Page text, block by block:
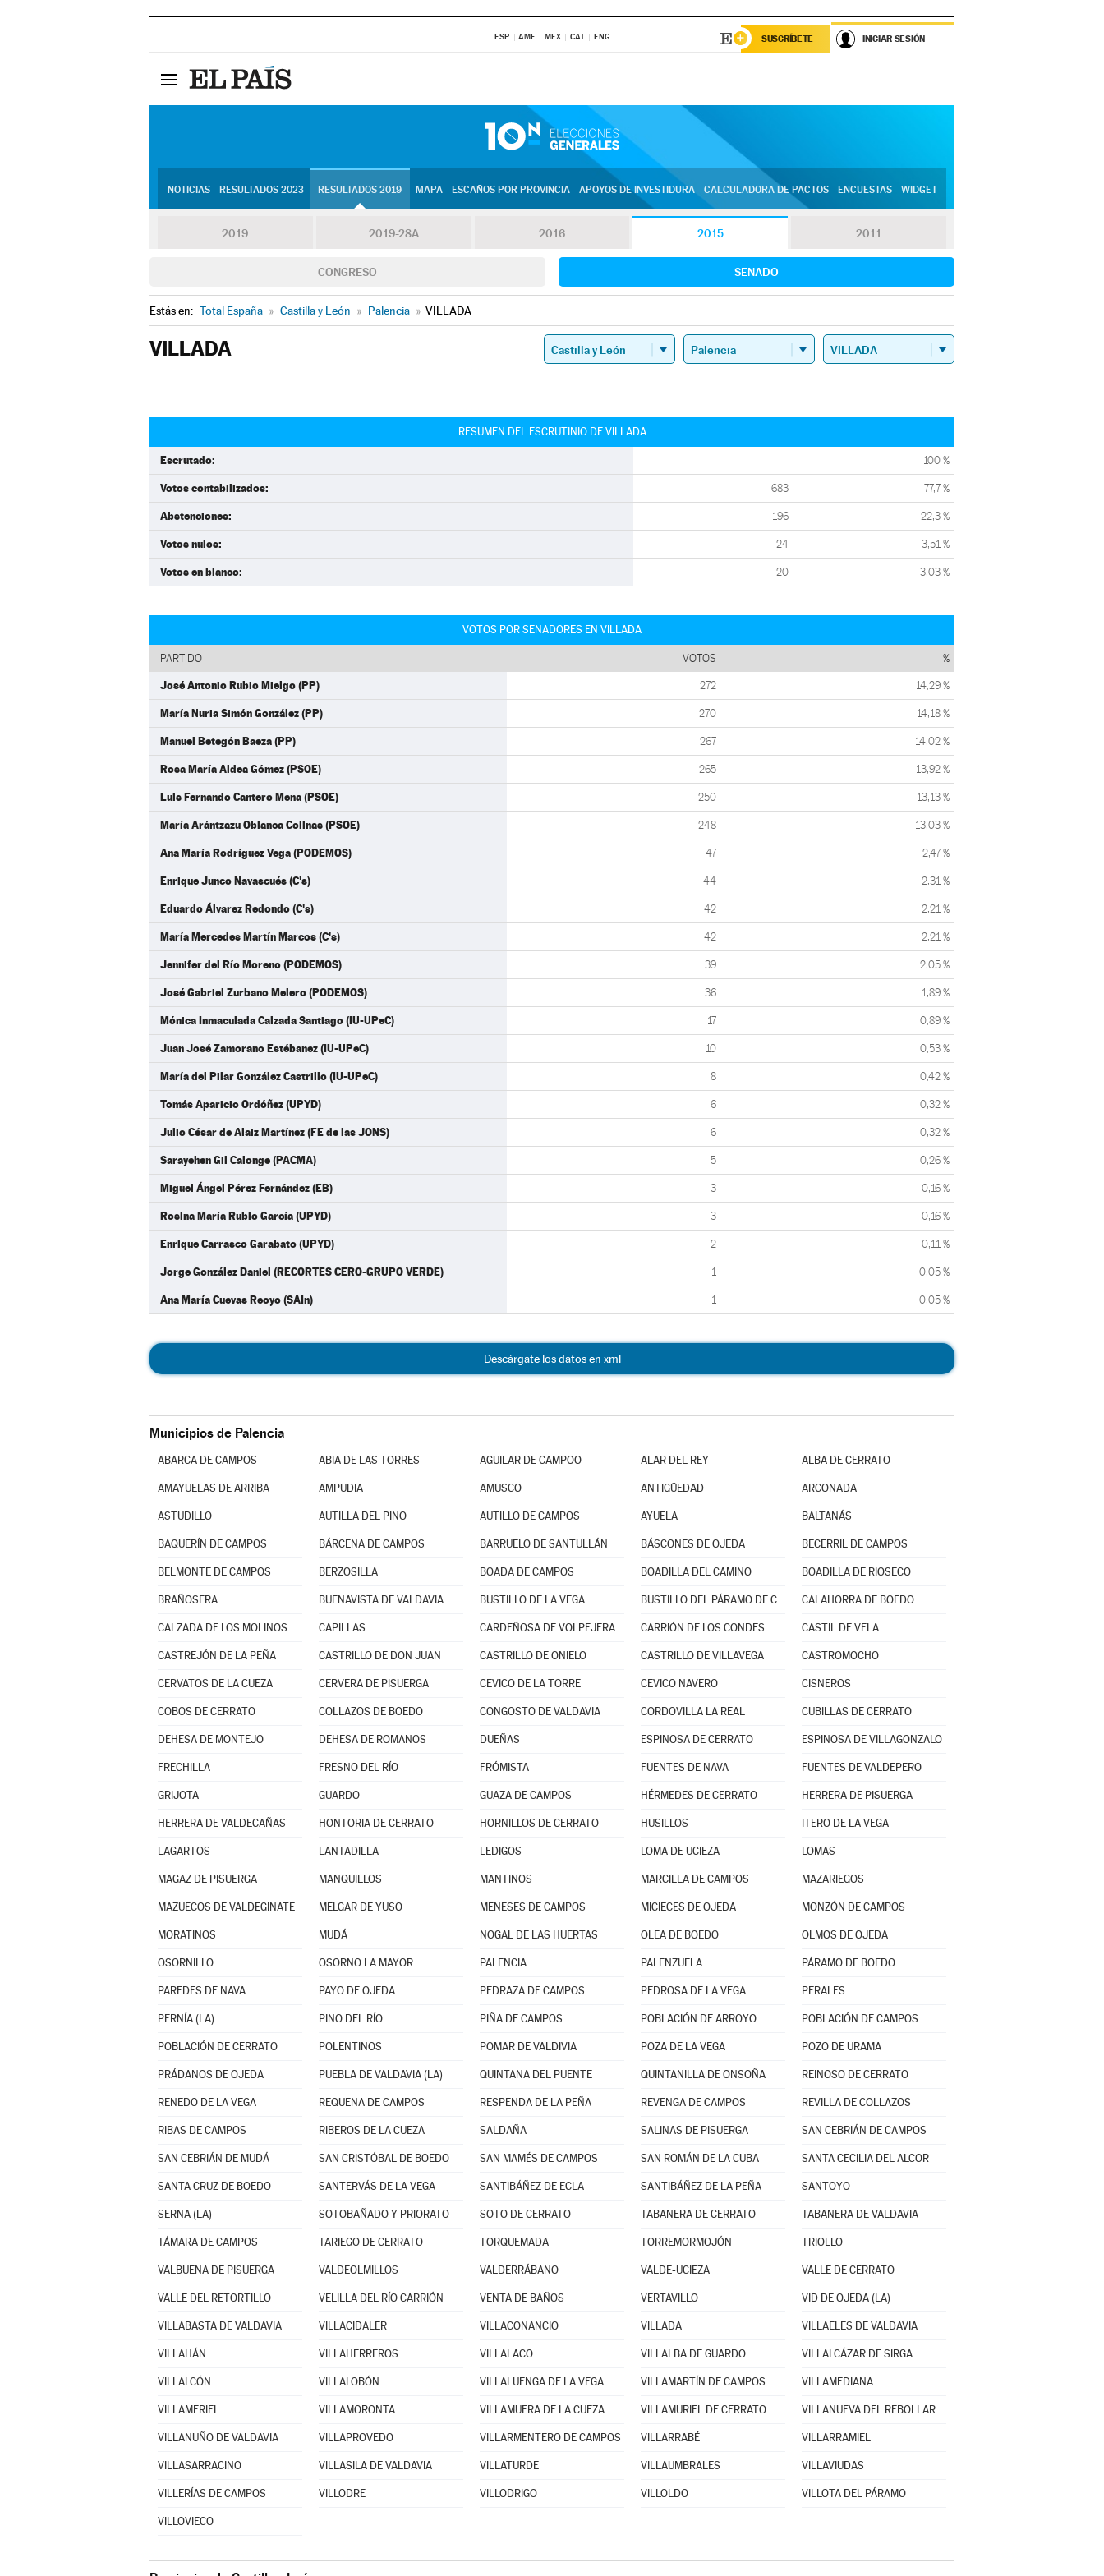
ESP AME MEX CAT ENG SUSCRÍBETE INICIAR SESIÓN
NOTICIAS RESULTADOS 2023 RESULTADOS 2019 MAPA ESCAÑOS POR PROVINCIA APOYOS DE INVESTIDURA CALCULADORA DE PACTOS ENCUESTAS WIDGET
2019 2019-28A 2016 2015 2011
CONGRESO SENADO
Estás en: Total España » Castilla y León » Palencia » VILLADA
VILLADA
RESUMEN DEL ESCRUTINIO DE VILLADA
Escrutado: 100 %
Votos contabilizados: 683 77,7 %
Abstenciones: 196 22,3 %
Votos nulos: 24 3,51 %
Votos en blanco: 20 3,03 %
VOTOS POR SENADORES EN VILLADA
PARTIDO VOTOS %
José Antonio Rubio Mielgo (PP) 272 14,29 %
María Nuria Simón González (PP) 270 14,18 %
Manuel Betegón Baeza (PP) 267 14,02 %
Rosa María Aldea Gómez (PSOE) 265 13,92 %
Luis Fernando Cantero Mena (PSOE) 250 13,13 %
María Arántzazu Oblanca Colinas (PSOE) 248 13,03 %
Ana María Rodríguez Vega (PODEMOS) 47 2,47 %
Enrique Junco Navascués (C's) 44 2,31 %
Eduardo Álvarez Redondo (C's) 42 2,21 %
María Mercedes Martín Marcos (C's) 42 2,21 %
Jennifer del Río Moreno (PODEMOS) 39 2,05 %
José Gabriel Zurbano Melero (PODEMOS) 36 1,89 %
Mónica Inmaculada Calzada Santiago (IU-UPeC) 17 0,89 %
Juan José Zamorano Estébanez (IU-UPeC) 10 0,53 %
María del Pilar González Castrillo (IU-UPeC) 8 0,42 %
Tomás Aparicio Ordóñez (UPYD) 6 0,32 %
Julio César de Alaiz Martínez (FE de las JONS) 6 0,32 %
Sarayehen Gil Calonge (PACMA) 5 0,26 %
Miguel Ángel Pérez Fernández (EB) 3 0,16 %
Rosina María Rubio García (UPYD) 3 0,16 %
Enrique Carrasco Garabato (UPYD) 2 0,11 %
Jorge González Daniel (RECORTES CERO-GRUPO VERDE) 1 0,05 %
Ana María Cuevas Reoyo (SAIn) 1 0,05 %
Descárgate los datos en xml
Municipios de Palencia
ABARCA DE CAMPOS ABIA DE LAS TORRES AGUILAR DE CAMPOO ALAR DEL REY ALBA DE CERRATO
AMAYUELAS DE ARRIBA AMPUDIA AMUSCO ANTIGÜEDAD ARCONADA
ASTUDILLO AUTILLA DEL PINO AUTILLO DE CAMPOS AYUELA BALTANÁS
BAQUERÍN DE CAMPOS BÁRCENA DE CAMPOS BARRUELO DE SANTULLÁN BÁSCONES DE OJEDA BECERRIL DE CAMPOS
BELMONTE DE CAMPOS BERZOSILLA BOADA DE CAMPOS BOADILLA DEL CAMINO BOADILLA DE RIOSECO
BRAÑOSERA BUENAVISTA DE VALDAVIA BUSTILLO DE LA VEGA BUSTILLO DEL PÁRAMO DE CARRIÓN CALAHORRA DE BOEDO
CALZADA DE LOS MOLINOS CAPILLAS CARDEÑOSA DE VOLPEJERA CARRIÓN DE LOS CONDES CASTIL DE VELA
CASTREJÓN DE LA PEÑA CASTRILLO DE DON JUAN CASTRILLO DE ONIELO CASTRILLO DE VILLAVEGA CASTROMOCHO
CERVATOS DE LA CUEZA CERVERA DE PISUERGA CEVICO DE LA TORRE CEVICO NAVERO CISNEROS
COBOS DE CERRATO COLLAZOS DE BOEDO CONGOSTO DE VALDAVIA CORDOVILLA LA REAL CUBILLAS DE CERRATO
DEHESA DE MONTEJO DEHESA DE ROMANOS DUEÑAS ESPINOSA DE CERRATO ESPINOSA DE VILLAGONZALO
FRECHILLA FRESNO DEL RÍO FRÓMISTA FUENTES DE NAVA FUENTES DE VALDEPERO
GRIJOTA GUARDO GUAZA DE CAMPOS HÉRMEDES DE CERRATO HERRERA DE PISUERGA
HERRERA DE VALDECAÑAS HONTORIA DE CERRATO HORNILLOS DE CERRATO HUSILLOS ITERO DE LA VEGA
LAGARTOS LANTADILLA LEDIGOS LOMA DE UCIEZA LOMAS
MAGAZ DE PISUERGA MANQUILLOS MANTINOS MARCILLA DE CAMPOS MAZARIEGOS
MAZUECOS DE VALDEGINATE MELGAR DE YUSO MENESES DE CAMPOS MICIECES DE OJEDA MONZÓN DE CAMPOS
MORATINOS MUDÁ NOGAL DE LAS HUERTAS OLEA DE BOEDO OLMOS DE OJEDA
OSORNILLO OSORNO LA MAYOR PALENCIA PALENZUELA PÁRAMO DE BOEDO
PAREDES DE NAVA PAYO DE OJEDA PEDRAZA DE CAMPOS PEDROSA DE LA VEGA PERALES
PERNÍA (LA) PINO DEL RÍO PIÑA DE CAMPOS POBLACIÓN DE ARROYO POBLACIÓN DE CAMPOS
POBLACIÓN DE CERRATO POLENTINOS POMAR DE VALDIVIA POZA DE LA VEGA POZO DE URAMA
PRÁDANOS DE OJEDA PUEBLA DE VALDAVIA (LA) QUINTANA DEL PUENTE QUINTANILLA DE ONSOÑA REINOSO DE CERRATO
RENEDO DE LA VEGA REQUENA DE CAMPOS RESPENDA DE LA PEÑA REVENGA DE CAMPOS REVILLA DE COLLAZOS
RIBAS DE CAMPOS RIBEROS DE LA CUEZA SALDAÑA SALINAS DE PISUERGA SAN CEBRIÁN DE CAMPOS
SAN CEBRIÁN DE MUDÁ SAN CRISTÓBAL DE BOEDO SAN MAMÉS DE CAMPOS SAN ROMÁN DE LA CUBA SANTA CECILIA DEL ALCOR
SANTA CRUZ DE BOEDO SANTERVÁS DE LA VEGA SANTIBÁÑEZ DE ECLA SANTIBÁÑEZ DE LA PEÑA SANTOYO
SERNA (LA) SOTOBAÑADO Y PRIORATO SOTO DE CERRATO TABANERA DE CERRATO TABANERA DE VALDAVIA
TÁMARA DE CAMPOS TARIEGO DE CERRATO TORQUEMADA TORREMORMOJÓN TRIOLLO
VALBUENA DE PISUERGA VALDEOLMILLOS VALDERRÁBANO VALDE-UCIEZA VALLE DE CERRATO
VALLE DEL RETORTILLO VELILLA DEL RÍO CARRIÓN VENTA DE BAÑOS VERTAVILLO VID DE OJEDA (LA)
VILLABASTA DE VALDAVIA VILLACIDALER VILLACONANCIO VILLADA VILLAELES DE VALDAVIA
VILLAHÁN VILLAHERREROS VILLALACO VILLALBA DE GUARDO VILLALCÁZAR DE SIRGA
VILLALCÓN VILLALOBÓN VILLALUENGA DE LA VEGA VILLAMARTÍN DE CAMPOS VILLAMEDIANA
VILLAMERIEL VILLAMORONTA VILLAMUERA DE LA CUEZA VILLAMURIEL DE CERRATO VILLANUEVA DEL REBOLLAR
VILLANUÑO DE VALDAVIA VILLAPROVEDO VILLARMENTERO DE CAMPOS VILLARRABÉ VILLARRAMIEL
VILLASARRACINO VILLASILA DE VALDAVIA VILLATURDE VILLAUMBRALES VILLAVIUDAS
VILLERÍAS DE CAMPOS VILLODRE VILLODRIGO VILLOLDO VILLOTA DEL PÁRAMO
VILLOVIECO